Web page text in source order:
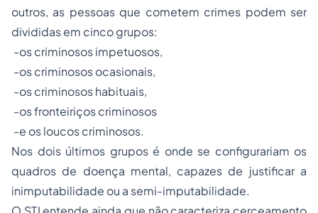
outros, as pessoas que cometem crimes podem ser
divididas em cinco grupos:
-os criminosos impetuosos,
-os criminosos ocasionais,
-os criminosos habituais,
-os fronteiriços criminosos
-e os loucos criminosos.
Nos dois últimos grupos é onde se configurariam os
quadros de doença mental, capazes de justificar a
inimputabilidade ou a semi-imputabilidade.